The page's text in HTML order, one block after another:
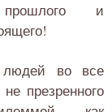
и
людей во все
презренного